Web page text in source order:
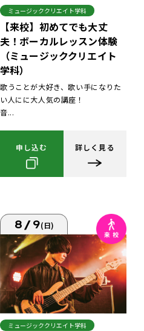
ミュージッククリエイト学科
【来校】初めてでも大丈
夫！ボーカルレッスン体験
（ミュージッククリエイト
学科）
歌うことが大好き、歌い手になりた
い人にに大人気の講座！
音...
申し込む 詳しく見る
8/9(日)
ミュージッククリエイト学科